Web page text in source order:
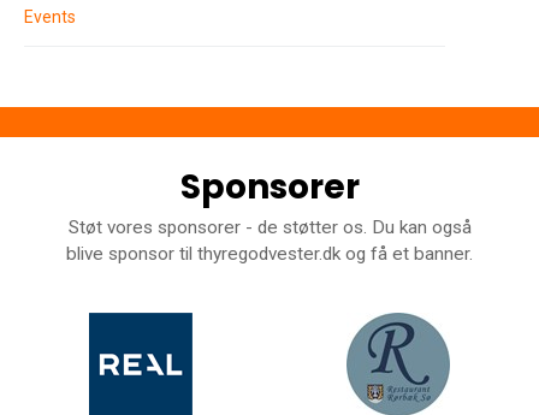
Events
Sponsorer
Støt vores sponsorer - de støtter os. Du kan også
blive sponsor til thyregodvester.dk og få et banner.